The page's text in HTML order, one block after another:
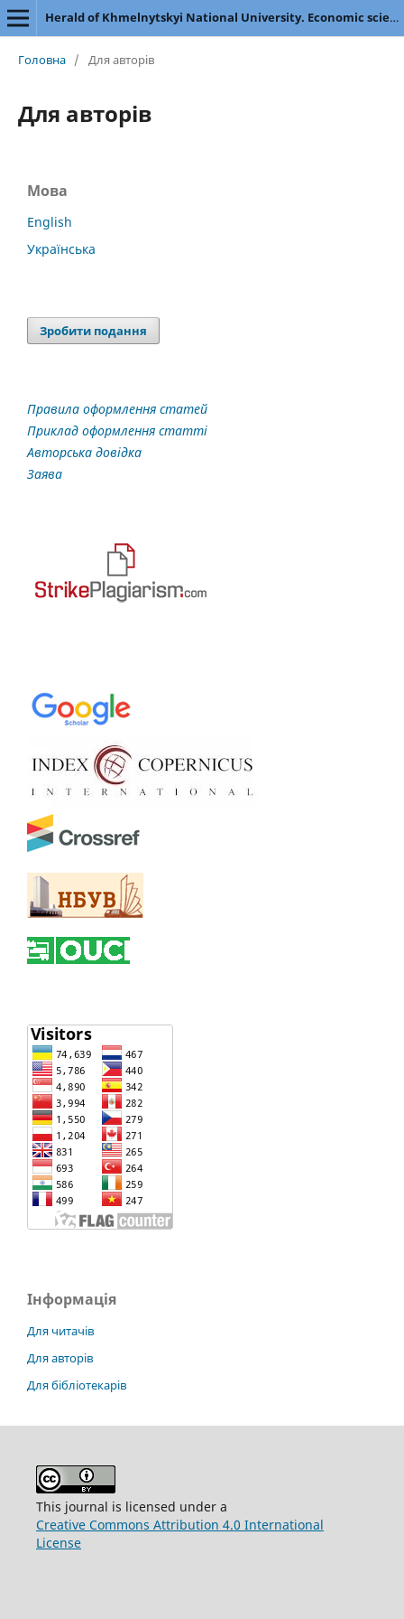
Herald of Khmelnytskyi National University. Economic sciences
Головна / Для авторів
Для авторів
Мова
English
Українська
Зробити подання
Правила оформлення статей
Приклад оформлення статті
Авторська довідка
Заява
Інформація
Для читачів
Для авторів
Для бібліотекарів
This journal is licensed under a
Creative Commons Attribution 4.0 International
License